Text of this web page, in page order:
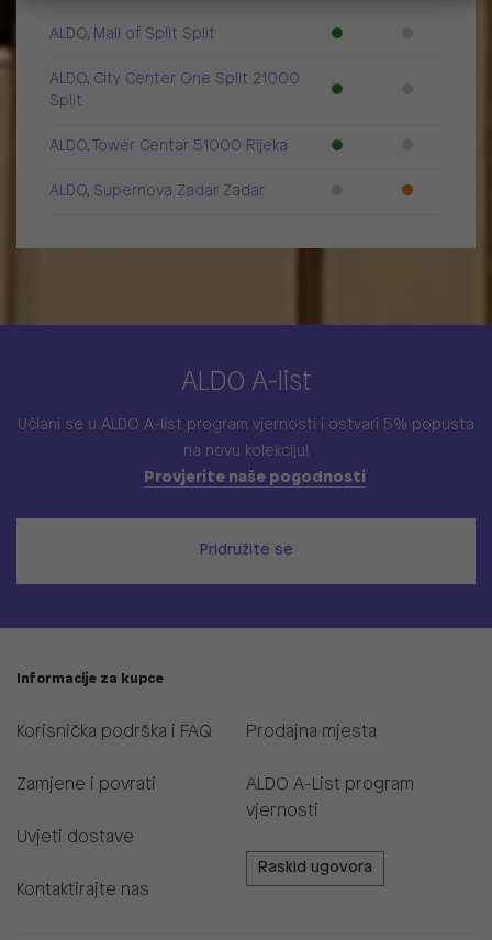
ALDO, Mall of Split Split
ALDO, City Center One Split 21000
Split
ALDO, Tower Centar 51000 Rijeka
ALDO, Supernova Zadar Zadar
ALDO A-list
Učlani se u ALDO A-list program vjernosti i ostvari 5% popusta
na novu kolekciju!
Provjerite naše pogodnosti
Pridružite se
Informacije za kupce
Korisnička podrška i FAQ
Zamjene i povrati
Uvjeti dostave
Kontaktirajte nas
Prodajna mjesta
ALDO A-List program
vjernosti
Raskid ugovora